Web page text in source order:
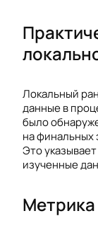
Локальный
данные в
было
на финальных
Это
изученные
Метрика